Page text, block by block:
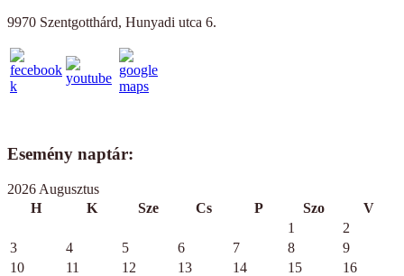
9970 Szentgotthárd, Hunyadi utca 6.
Esemény naptár:
2026 Augusztus
H
K Sze Cs P Szo
V
1
2
3
4 5 6 7 8
9
10
11 12 13 14 15
16